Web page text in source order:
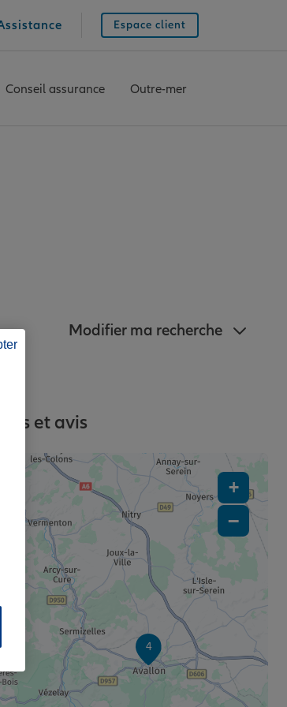
Espace client
Conseil assurance Outre-mer
Modifier ma recherche
et avis
4
+
−